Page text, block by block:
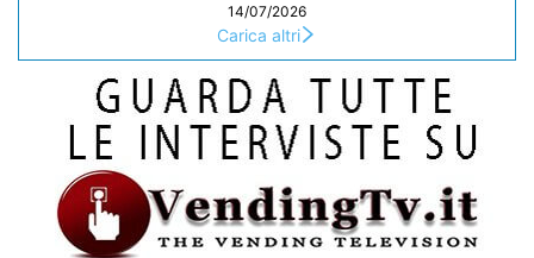
14/07/2026
Carica altri